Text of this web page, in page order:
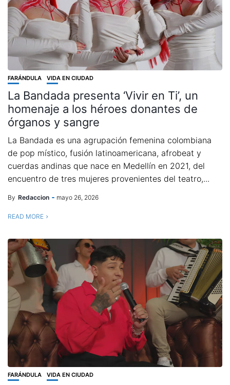
FARÁNDULA VIDA EN CIUDAD
La Bandada presenta ‘Vivir en Ti’, un
homenaje a los héroes donantes de
órganos y sangre
La Bandada es una agrupación femenina colombiana
de pop místico, fusión latinoamericana, afrobeat y
cuerdas andinas que nace en Medellín en 2021, del
encuentro de tres mujeres provenientes del teatro,...
By Redaccion mayo 26, 2026
READ MORE
FARÁNDULA VIDA EN CIUDAD